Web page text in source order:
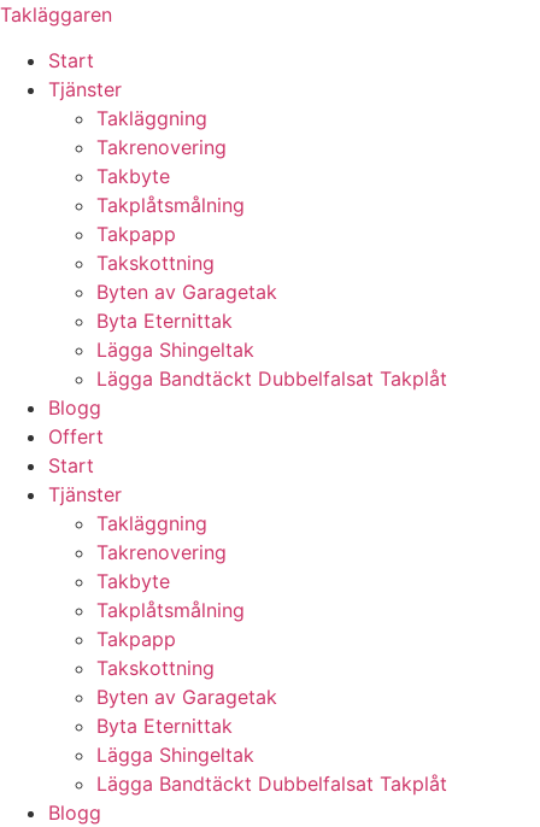
Skip
content
Takläggaren
Start
Tjänster
Takläggning
Takrenovering
Takbyte
Takplåtsmålning
Takpapp
Takskottning
Byten av Garagetak
Byta Eternittak
Lägga Shingeltak
Lägga Bandtäckt Dubbelfalsat Takplåt
Blogg
Offert
Start
Tjänster
Takläggning
Takrenovering
Takbyte
Takplåtsmålning
Takpapp
Takskottning
Byten av Garagetak
Byta Eternittak
Lägga Shingeltak
Lägga Bandtäckt Dubbelfalsat Takplåt
Blogg